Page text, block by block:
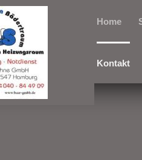
Home
Kontakt